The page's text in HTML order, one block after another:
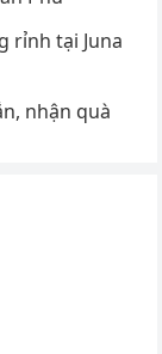
rỉnh tại Juna
nhận quà